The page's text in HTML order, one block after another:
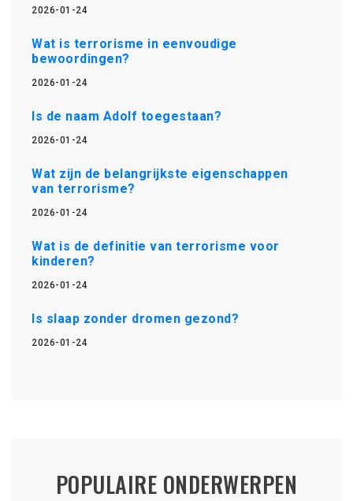
2026-01-24
Wat is terrorisme in eenvoudige
bewoordingen?
2026-01-24
Is de naam Adolf toegestaan?
2026-01-24
Wat zijn de belangrijkste eigenschappen
van terrorisme?
2026-01-24
Wat is de definitie van terrorisme voor
kinderen?
2026-01-24
Is slaap zonder dromen gezond?
2026-01-24
POPULAIRE ONDERWERPEN